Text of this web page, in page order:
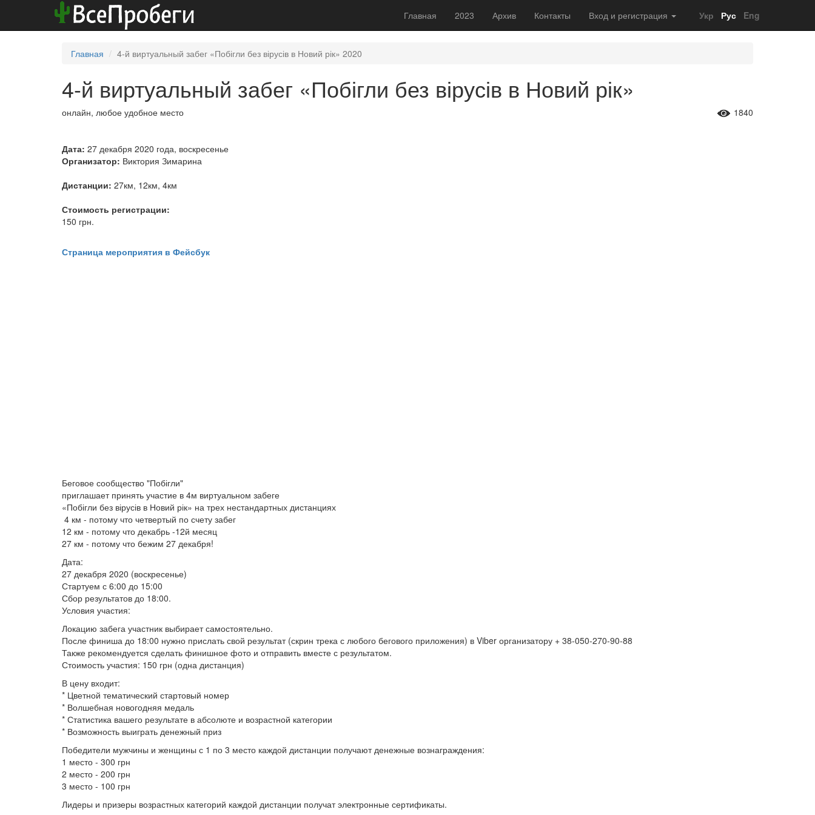
Главная 2023 Архив Контакты Вход и регистрация Укр Рус Eng
Главная 4-й виртуальный забег «Побігли без вірусів в Новий рік» 2020
4-й виртуальный забег «Побігли без вірусів в Новий рік»
онлайн, любое удобное место 1840
Дата: 27 декабря 2020 года, воскресенье
Организатор: Виктория Зимарина
Дистанции: 27км, 12км, 4км
Стоимость регистрации:
150 грн.
Страница мероприятия в Фейсбук
Беговое сообщество "Побігли"
приглашает принять участие в 4м виртуальном забеге
«Побігли без вірусів в Новий рік» на трех нестандартных дистанциях
4 км - потому что четвертый по счету забег
12 км - потому что декабрь -12й месяц
27 км - потому что бежим 27 декабря!
Дата:
27 декабря 2020 (воскресенье)
Стартуем с 6:00 до 15:00
Сбор результатов до 18:00.
Условия участия:
Локацию забега участник выбирает самостоятельно.
После финиша до 18:00 нужно прислать свой результат (скрин трека с любого бегового приложения) в Viber организатору + 38-050-270-90-88
Также рекомендуется сделать финишное фото и отправить вместе с результатом.
Стоимость участия: 150 грн (одна дистанция)
В цену входит:
* Цветной тематический стартовый номер
* Волшебная новогодняя медаль
* Статистика вашего результате в абсолюте и возрастной категории
* Возможность выиграть денежный приз
Победители мужчины и женщины с 1 по 3 место каждой дистанции получают денежные вознаграждения:
1 место - 300 грн
2 место - 200 грн
3 место - 100 грн
Лидеры и призеры возрастных категорий каждой дистанции получат электронные сертификаты.